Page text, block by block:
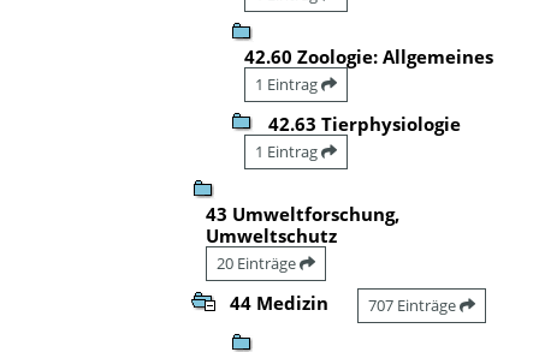
42.60 Zoologie: Allgemeines
1 Eintrag
42.63 Tierphysiologie
1 Eintrag
43 Umweltforschung,
Umweltschutz
20 Einträge
44 Medizin 707 Einträge